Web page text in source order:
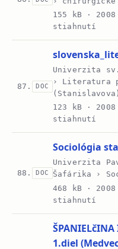
155 kB · 2008
stiahnutí
87. DOC
Univerzita
› Literatura
(Stanislavova)
123 kB · 2008
stiahnutí
88. DOC
Sociológia
Univerzita
Šafárika ›
468 kB · 2008
stiahnutí
1.diel